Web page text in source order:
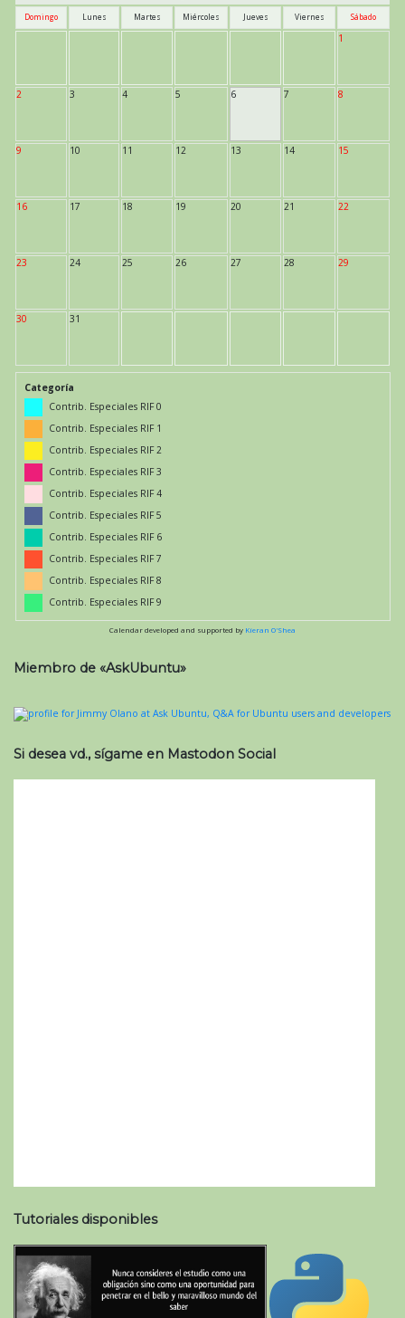
Domingo Lunes Martes Miércoles Jueves Viernes Sábado
1
2 3 4 5 6 7 8
9 10 11 12 13 14 15
16 17 18 19 20 21 22
23 24 25 26 27 28 29
30 31
Categoría
Contrib. Especiales RIF 0
Contrib. Especiales RIF 1
Contrib. Especiales RIF 2
Contrib. Especiales RIF 3
Contrib. Especiales RIF 4
Contrib. Especiales RIF 5
Contrib. Especiales RIF 6
Contrib. Especiales RIF 7
Contrib. Especiales RIF 8
Contrib. Especiales RIF 9
Calendar developed and supported by Kieran O'Shea
Miembro de «AskUbuntu»
Si desea vd., sígame en Mastodon Social
Tutoriales disponibles